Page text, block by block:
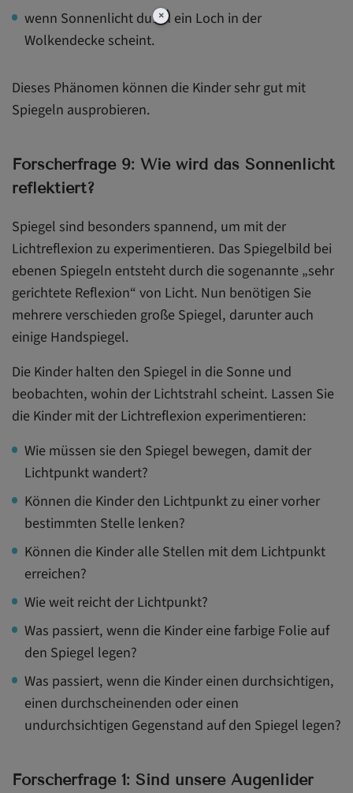
wenn Sonnenlicht durch ein Loch in der
Wolkendecke scheint.
Dieses Phänomen können die Kinder sehr gut mit
Spiegeln ausprobieren.
Forscherfrage 9: Wie wird das Sonnenlicht
reflektiert?
Spiegel sind besonders spannend, um mit der
Lichtreflexion zu experimentieren. Das Spiegelbild bei
ebenen Spiegeln entsteht durch die sogenannte „sehr
gerichtete Reflexion“ von Licht. Nun benötigen Sie
mehrere verschieden große Spiegel, darunter auch
einige Handspiegel.
Die Kinder halten den Spiegel in die Sonne und
beobachten, wohin der Lichtstrahl scheint. Lassen Sie
die Kinder mit der Lichtreflexion experimentieren:
Wie müssen sie den Spiegel bewegen, damit der
Lichtpunkt wandert?
Können die Kinder den Lichtpunkt zu einer vorher
bestimmten Stelle lenken?
Können die Kinder alle Stellen mit dem Lichtpunkt
erreichen?
Wie weit reicht der Lichtpunkt?
Was passiert, wenn die Kinder eine farbige Folie auf
den Spiegel legen?
Was passiert, wenn die Kinder einen durchsichtigen,
einen durchscheinenden oder einen
undurchsichtigen Gegenstand auf den Spiegel legen?
Forscherfrage 1: Sind unsere Augenlider
×